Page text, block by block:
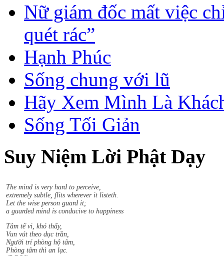
Nữ giám đốc mất việc
quét rác”
Hạnh Phúc
Sống chung với lũ
Hãy Xem Mình Là
Sống Tối Giản
Suy Niệm Lời Phật Dạy
Sududdasa.m sunipuna.m yatthakaamanipaatina.m
Citta.m rakkhetha medhaavii citta.m gutta.m sukhaavaha.m.
extremely subtle, flits wherever it listeth.
Let the wise person guard it;
a guarded mind is conducive to happiness
Vun vút theo dục trần,
Người trí phòng hộ tâm,
Phòng tâm thì an lạc.
(PC 36)